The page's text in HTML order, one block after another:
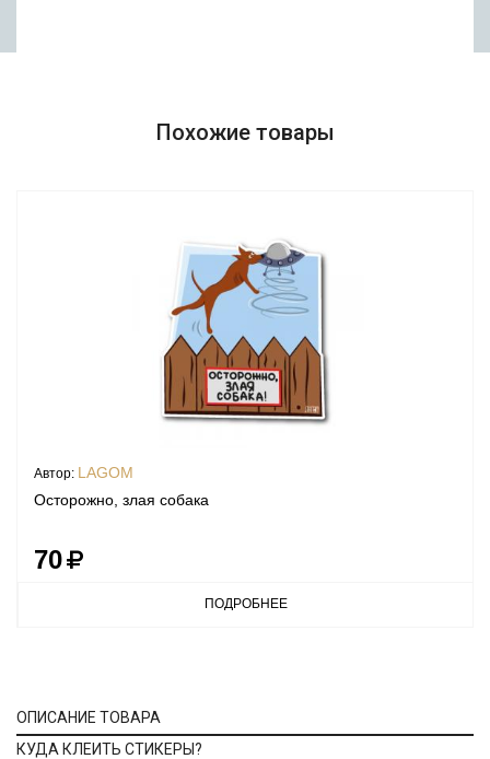
Похожие товары
Автор: LAGOM
Осторожно, злая собака
70
ПОДРОБНЕЕ
ОПИСАНИЕ ТОВАРА
КУДА КЛЕИТЬ СТИКЕРЫ?